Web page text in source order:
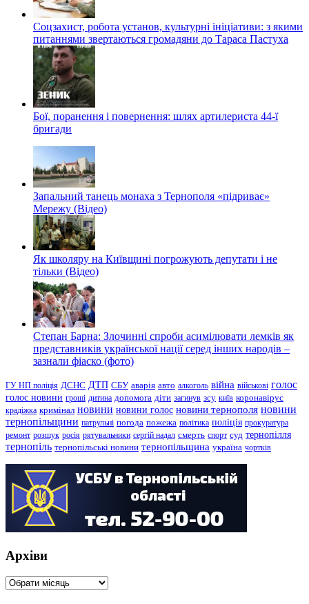
Соцзахист, робота установ, культурні ініціативи: з якими
питаннями звертаються громадяни до Тараса Пастуха
Бої, поранення і повернення: шлях артилериста 44-ї
бригади
Запальний танець монаха з Тернополя «підриває»
Мережу (Відео)
Як школяру на Київщині погрожують депутати і не
тільки (Відео)
Степан Барна: Злочинні спроби асимілювати лемків як
представників української нації серед інших народів –
зазнали фіаско (фото)
ГУ НП поліція ДСНС ДТП СБУ аварія авто алкоголь війна військові голос
голос новини гроші дитина допомога діти загинув зсу київ коронавірус
крадіжка кримінал новини новини голос новини тернополя новини
тернопільщини патрульні погода пожежа політика поліція прокуратура
ремонт розшук росія рятувальники сергій надал смерть спорт суд тернопілля
тернопіль тернопільські новини тернопільщина україна чортків
Архіви
Архіви